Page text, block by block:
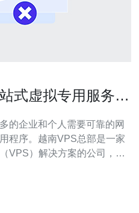
式虚拟专用服务器
的企业和个人需要可靠的网
程序。越南VPS总部是一家
VPS）解决方案的公司，致
设备，采用最新的硬件和软